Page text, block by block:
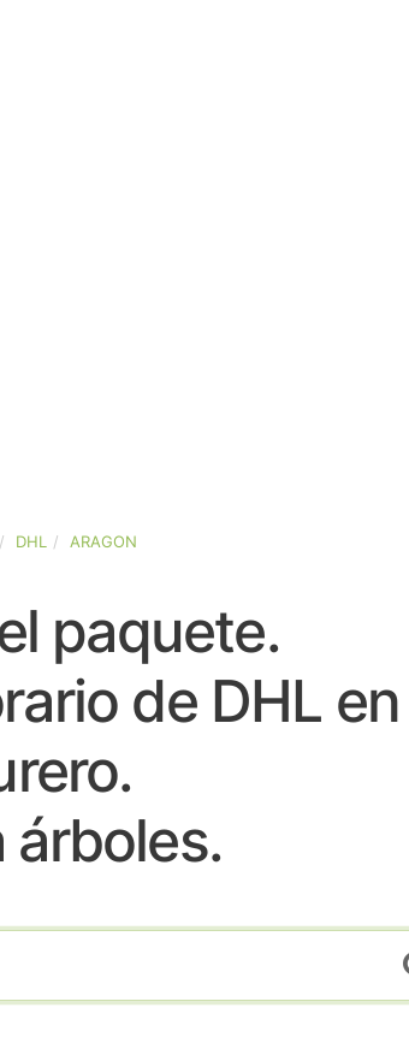
DHL ARAGON
paquete.
de DHL en
árboles.